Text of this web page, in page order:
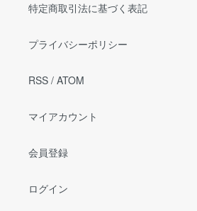
特定商取引法に基づく表記
プライバシーポリシー
RSS / ATOM
マイアカウント
会員登録
ログイン